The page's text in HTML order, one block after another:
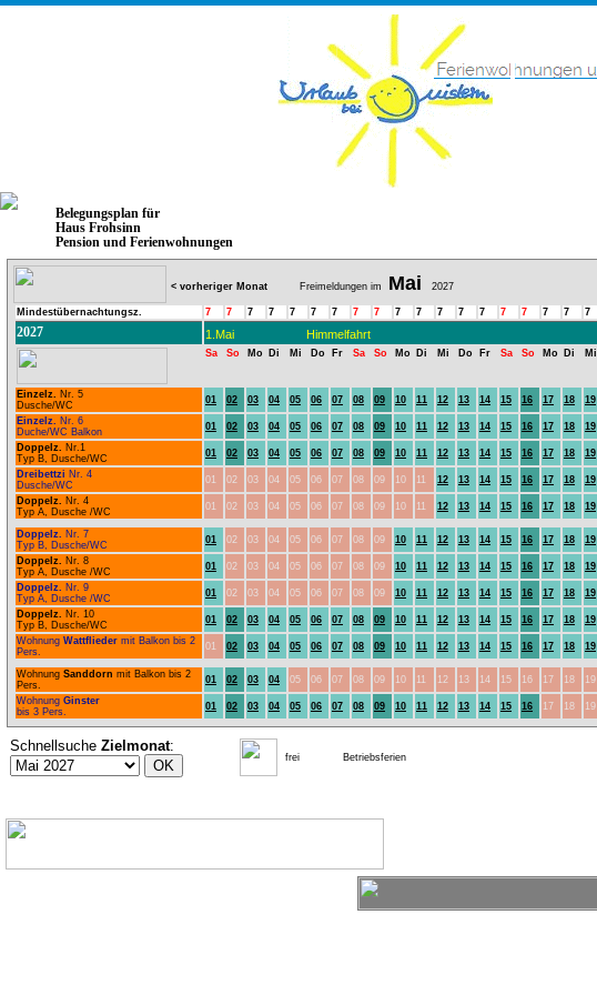
Belegungsplan für
Haus Frohsinn
Pension und Ferienwohnungen
< vorheriger Monat Freimeldungen im Mai 2027
Mindestübernachtungsz. 7 7 7 7 7 7 7 7 7 7 7 7 7 7 7 7 7 7 7
2027 1.Mai Himmelfahrt
Sa So Mo Di Mi Do Fr Sa So Mo Di Mi Do Fr Sa So Mo Di Mi
Einzelz. Nr. 5
Dusche/WC
01 02 03 04 05 06 07 08 09 10 11 12 13 14 15 16 17 18 19
Einzelz. Nr. 6
Duche/WC Balkon
01 02 03 04 05 06 07 08 09 10 11 12 13 14 15 16 17 18 19
Doppelz. Nr.1
Typ B, Dusche/WC
01 02 03 04 05 06 07 08 09 10 11 12 13 14 15 16 17 18 19
Dreibettzi Nr. 4
Dusche/WC
01 02 03 04 05 06 07 08 09 10 11 12 13 14 15 16 17 18 19
Doppelz. Nr. 4
Typ A, Dusche /WC
01 02 03 04 05 06 07 08 09 10 11 12 13 14 15 16 17 18 19
Doppelz. Nr. 7
Typ B, Dusche/WC
01 02 03 04 05 06 07 08 09 10 11 12 13 14 15 16 17 18 19
Doppelz. Nr. 8
Typ A, Dusche /WC
01 02 03 04 05 06 07 08 09 10 11 12 13 14 15 16 17 18 19
Doppelz. Nr. 9
Typ A, Dusche /WC
01 02 03 04 05 06 07 08 09 10 11 12 13 14 15 16 17 18 19
Doppelz. Nr. 10
Typ B, Dusche/WC
01 02 03 04 05 06 07 08 09 10 11 12 13 14 15 16 17 18 19
Wohnung Wattflieder mit Balkon bis 2
Pers.
01 02 03 04 05 06 07 08 09 10 11 12 13 14 15 16 17 18 19
Wohnung Sanddorn mit Balkon bis 2
Pers.
01 02 03 04 05 06 07 08 09 10 11 12 13 14 15 16 17 18 19
Wohnung Ginster
bis 3 Pers.
01 02 03 04 05 06 07 08 09 10 11 12 13 14 15 16 17 18 19
Schnellsuche Zielmonat:
frei Betriebsferien